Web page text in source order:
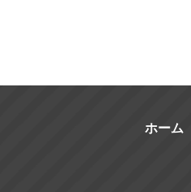
ホーム